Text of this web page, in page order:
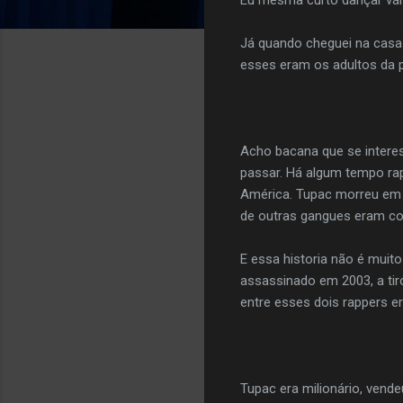
Já quando cheguei na
esses eram os adultos da
Acho bacana que se
passar. Há algum tempo
América. Tupac morreu
de outras gangues eram
E essa historia não é
assassinado em 2003, a
entre esses dois rappers
Tupac era milionário,